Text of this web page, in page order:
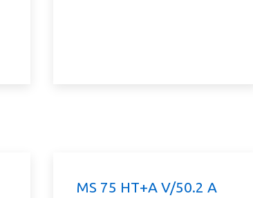
MS 75 HT+A V/50.2 A